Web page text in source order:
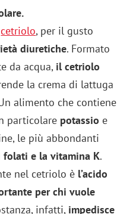
cetriolo, per il gusto
diuretiche. Formato
da acqua, il cetriolo
la crema di lattuga
alimento che contiene
particolare potassio e
le più abbondanti
folati e la vitamina K.
nel cetriolo è l’acido
per chi vuole
infatti, impedisce